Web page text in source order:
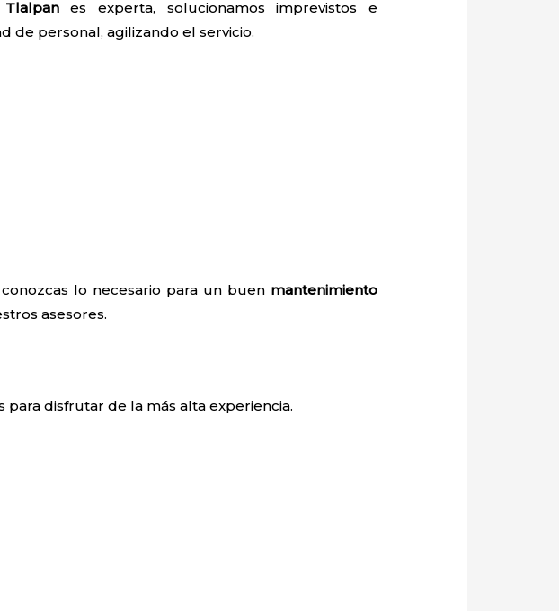
es experta, solucionamos imprevistos e
de personal, agilizando el servicio.
lo necesario para un buen mantenimiento
asesores.
para disfrutar de la más alta experiencia.